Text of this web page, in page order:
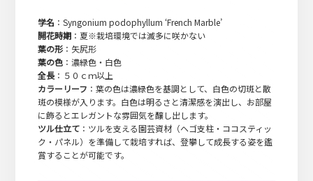
学名 ：Syngonium podophyllum ‘French Marble’
開花時期：夏※栽培環境では滅多に咲かない
葉の形：矢尻形
葉の色：濃緑色・白色
全長：５０ｃｍ以上
カラーリーフ ：葉の色は濃緑色を基調として、白色の切斑と散
斑の模様が入ります。白色は明るさと清潔感を演出し、お部屋
に飾るとエレガントな雰囲気を醸し出します。
ツル仕立て：ツルを支える園芸資材（ヘゴ支柱・ココスティッ
ク・パネル）を準備して栽培すれば、登攀して成長する姿を鑑
賞することが可能です。